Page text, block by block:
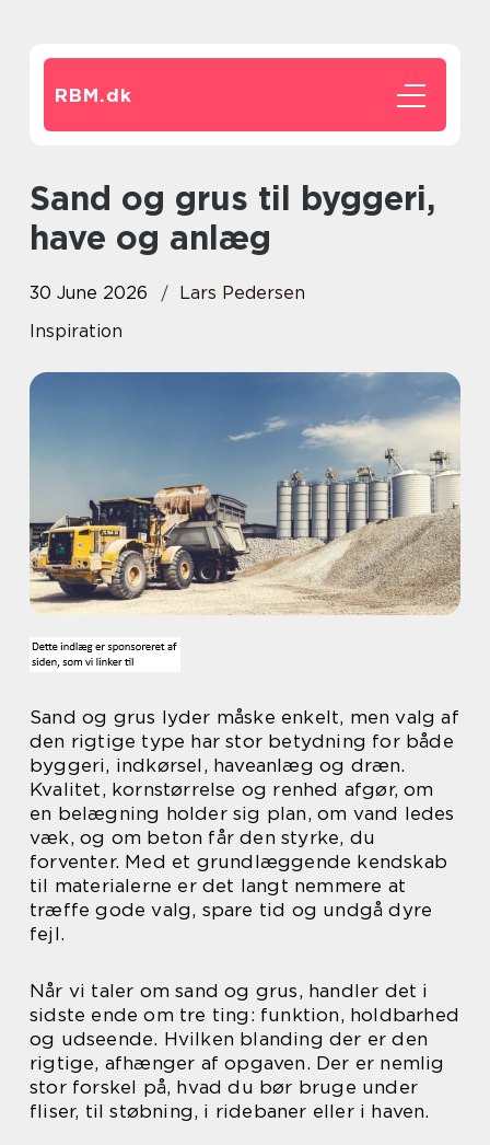
RBM.dk
Sand og grus til byggeri,
have og anlæg
30 June 2026
Lars Pedersen
Inspiration
Sand og grus lyder måske enkelt, men valg af
den rigtige type har stor betydning for både
byggeri, indkørsel, haveanlæg og dræn.
Kvalitet, kornstørrelse og renhed afgør, om
en belægning holder sig plan, om vand ledes
væk, og om beton får den styrke, du
forventer. Med et grundlæggende kendskab
til materialerne er det langt nemmere at
træffe gode valg, spare tid og undgå dyre
fejl.
Når vi taler om sand og grus, handler det i
sidste ende om tre ting: funktion, holdbarhed
og udseende. Hvilken blanding der er den
rigtige, afhænger af opgaven. Der er nemlig
stor forskel på, hvad du bør bruge under
fliser, til støbning, i ridebaner eller i haven.